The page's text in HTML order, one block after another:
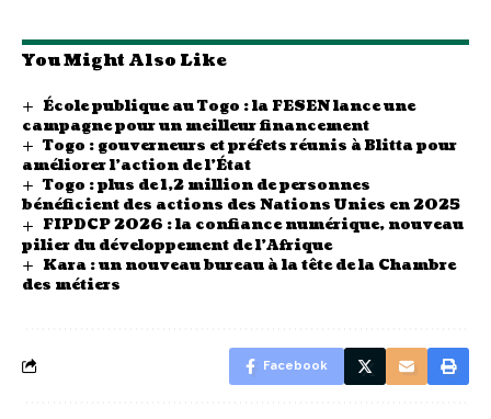
You Might Also Like
École publique au Togo : la FESEN lance une
campagne pour un meilleur financement
Togo : gouverneurs et préfets réunis à Blitta pour
améliorer l’action de l’État
Togo : plus de 1,2 million de personnes
bénéficient des actions des Nations Unies en 2025
FIPDCP 2026 : la confiance numérique, nouveau
pilier du développement de l’Afrique
Kara : un nouveau bureau à la tête de la Chambre
des métiers
Facebook